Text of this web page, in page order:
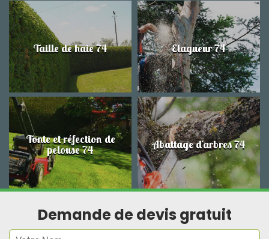
Taille de haie 74 Elagueur 74
Tonte et réfection de
pelouse 74 Abattage d'arbres 74
Demande de devis gratuit